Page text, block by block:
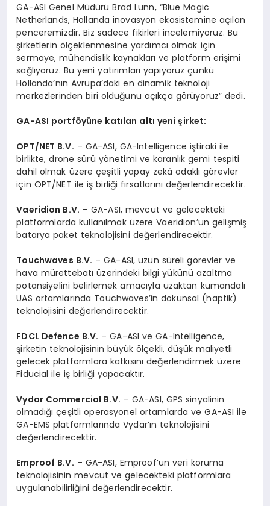
GA-ASI Genel Müdürü Brad Lunn, “Blue Magic
Netherlands, Hollanda inovasyon ekosistemine açılan
penceremizdir. Biz sadece fikirleri incelemiyoruz. Bu
şirketlerin ölçeklenmesine yardımcı olmak için
sermaye, mühendislik kaynakları ve platform erişimi
sağlıyoruz. Bu yeni yatırımları yapıyoruz çünkü
Hollanda’nın Avrupa’daki en dinamik teknoloji
merkezlerinden biri olduğunu açıkça görüyoruz” dedi.
GA-ASI portföyüne katılan altı yeni şirket:
OPT/NET B.V. – GA-ASI, GA-Intelligence iştiraki ile
birlikte, drone sürü yönetimi ve karanlık gemi tespiti
dahil olmak üzere çeşitli yapay zekâ odaklı görevler
için OPT/NET ile iş birliği fırsatlarını değerlendirecektir.
Vaeridion B.V. – GA-ASI, mevcut ve gelecekteki
platformlarda kullanılmak üzere Vaeridion’un gelişmiş
batarya paket teknolojisini değerlendirecektir.
Touchwaves B.V. – GA-ASI, uzun süreli görevler ve
hava mürettebatı üzerindeki bilgi yükünü azaltma
potansiyelini belirlemek amacıyla uzaktan kumandalı
UAS ortamlarında Touchwaves’in dokunsal (haptik)
teknolojisini değerlendirecektir.
FDCL Defence B.V. – GA-ASI ve GA-Intelligence,
şirketin teknolojisinin büyük ölçekli, düşük maliyetli
gelecek platformlara katkısını değerlendirmek üzere
Fiducial ile iş birliği yapacaktır.
Vydar Commercial B.V. – GA-ASI, GPS sinyalinin
olmadığı çeşitli operasyonel ortamlarda ve GA-ASI ile
GA-EMS platformlarında Vydar’ın teknolojisini
değerlendirecektir.
Emproof B.V. – GA-ASI, Emproof’un veri koruma
teknolojisinin mevcut ve gelecekteki platformlara
uygulanabilirliğini değerlendirecektir.